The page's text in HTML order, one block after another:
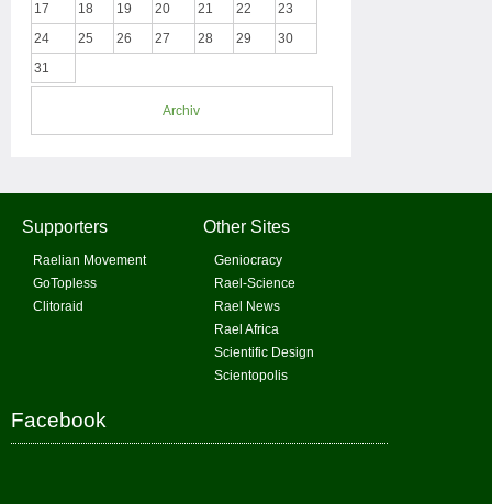
17
18 19 20 21 22
23
24
25 26 27 28 29
30
31
Archiv
Supporters
Raelian Movement
GoTopless
Clitoraid
Other Sites
Geniocracy
Rael-Science
Rael News
Rael Africa
Scientific Design
Scientopolis
Facebook